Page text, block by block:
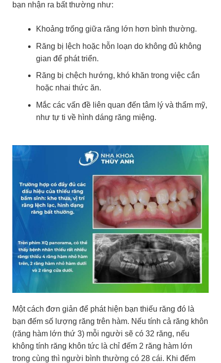
bạn nhận ra bất thường như:
Khoảng trống giữa răng lớn hơn bình thường.
Răng bị lệch hoặc hỗn loạn do không đủ không
gian để phát triển.
Răng bị chệch hướng, khó khăn trong việc cắn
hoặc nhai thức ăn.
Mắc các vấn đề liên quan đến tâm lý và thẩm mỹ,
như tự ti về hình dáng răng miệng.
Một cách đơn giản để phát hiện bạn thiếu răng đó là
bạn đếm số lượng răng trên hàm. Nếu tính cả răng khôn
(răng hàm lớn thứ 3) mỗi người sẽ có 32 răng, nếu
không tính răng khôn tức là chỉ đếm 2 răng hàm lớn
trong cùng thì người bình thường có 28 cái. Khi đếm